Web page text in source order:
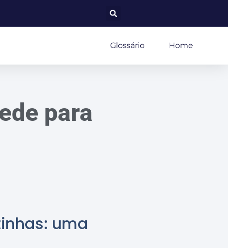
Glossário Home
para
uma